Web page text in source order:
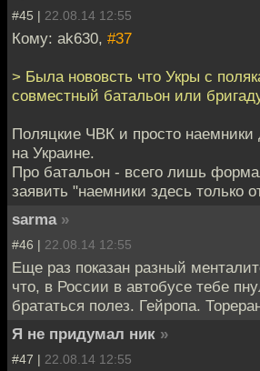
#45 | 22.08.14 12:55
Кому: ak630, #37
> Была нововсть что Укры с
совместный батальон или
Поляцкие ЧВК и просто наемники
на Украине.
Про батальон - всего лишь
заявить "наемники здесь только
sarma »
#46 | 22.08.14 12:55
Еще раз показан разный
что, в России в автобусе тебе
брататься полез. Гейропа.
Я не придумал ник »
#47 | 22.08.14 12:55